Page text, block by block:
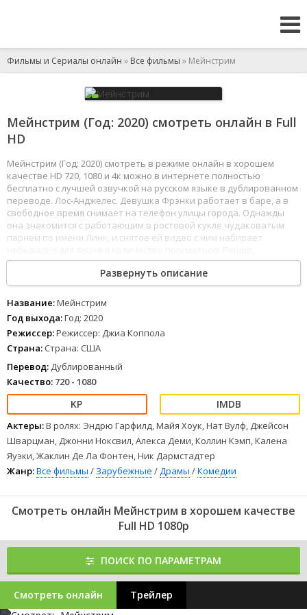
Фильмы и Сериалы онлайн » Все фильмы » Мейнстрим
Мейнстрим (Год: 2020) смотреть онлайн в Full
HD
Мейнстрим (Год: 2020) смотреть в режиме онлайн в хорошем
качестве HD 720, 1080 и 4к можно в интернете полностью
бесплатно с лучшей озвучкой на русском языке в дублированном
переводе. Лос-Анджелес. Девушка Фрэнки работает в баре, а в
свободное время снимает на телефон улицы города. Однажды
она знакомится с работающим в ростовой кукле чудаковатым
парнем по имени Линк, и снятое ей видео с ним набирает
что нашла кого-то необыкновенного, девушка уговаривает
нового знакомого чаще встречаться и делать совместные видео.
В качестве автора текстов к ним присоединяется бывший
коллега по работе в баре, и внезапно их видеоблог становится
невероятно популярным.
1 23 45 678
Развернуть описание
Название:Мейнстрим
Год выхода:Год: 2020
Режиссер:Режиссер: Джиа Коппола
Страна: Страна: США
Перевод: Дублированный
Качество: 720 - 1080
Актеры:В ролях: Эндрю Гарфилд, Майя Хоук, Нат Вулф, Джейсон
Шварцман, Джонни Ноксвил, Алекса Деми, Коллин Кэмп, Калена
Яуэки, Жаклин Де Ла Фонтен, Ник Дармстадтер
Жанр:Все фильмы / Зарубежные /Драмы /Комедии
Смотреть онлайн Мейнстрим в хорошем качестве
Full HD 1080p
ПОИСК ПО ПАРАМЕТРАМ
Смотреть онлайн Трейлер